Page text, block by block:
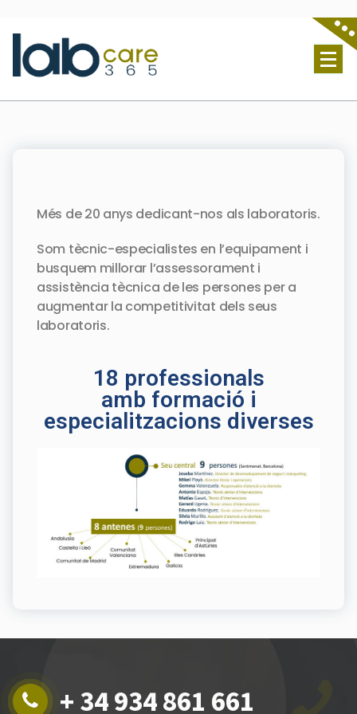
Més de 20 anys dedicant-nos als laboratoris.
Som tècnic-especialistes en l’equipament i
busquem millorar l’assessorament i
assistència tècnica de les persones per a
augmentar la competitivitat dels seus
laboratoris.
18 professionals
amb formació i
especialitzacions diverses
+ 34 934 861 661